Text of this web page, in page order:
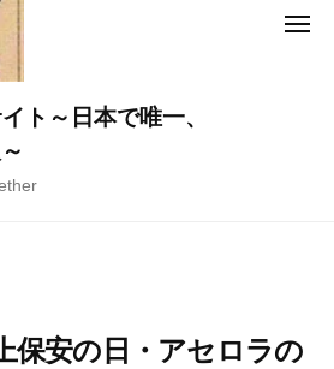
ト～日本で唯一、
メ
保安の日・アセロラの